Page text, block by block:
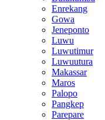
Enrekang
Gowa
Jeneponto
Luwu
Luwutimur
Luwuutura
Makassar
Maros
Palopo
Pangkep
Parepare